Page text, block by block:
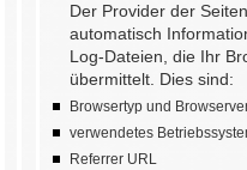
Der Provider der
automatisch
Log-Dateien, die Ihr
übermittelt. Dies sind:
Browsertyp und
verwendetes
Referrer URL